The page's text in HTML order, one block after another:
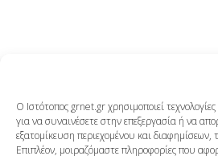
Ο Ιστότοπος grnet.gr χρησιμοποιεί
για να συναινέσετε στην επεξεργασία ή να
εξατομίκευση περιεχομένου και
Επιπλέον, μοιραζόμαστε πληροφορίες που